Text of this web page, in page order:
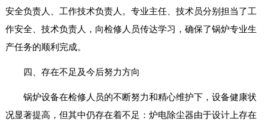
安全负责人、工作技术负责人。专业主任、技术员分别担当了工
作安全、技术负责人，向检修人员传达学习，确保了锅炉专业生
产任务的顺利完成。
四、存在不足及今后努力方向
锅炉设备在检修人员的不断努力和精心维护下，设备健康状
况显著提高，但其中仍存在着不足：炉电除尘器由于设计上存在